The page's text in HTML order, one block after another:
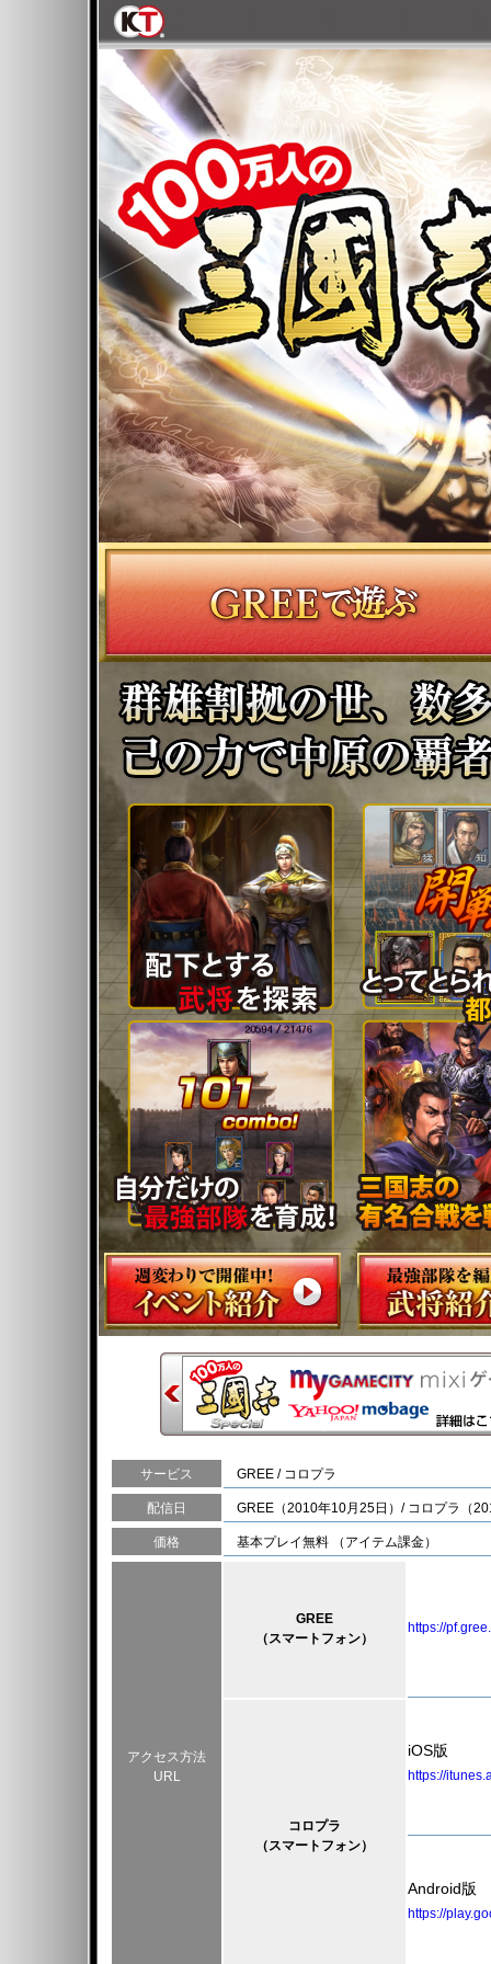
黄月英
黄承彦の娘｡諸葛亮の妻｡天文､地理､
亮の学問を助けた｡
サービス GREE / コロプラ
配信日 GREE（2010年10月25日）/ コロプラ（
価格 基本プレイ無料 （アイテム課金）
アクセス方法
URL
GREE
（スマートフォン）
https://
コロプラ
（スマートフォン）
iOS版
https://
Android版
https://